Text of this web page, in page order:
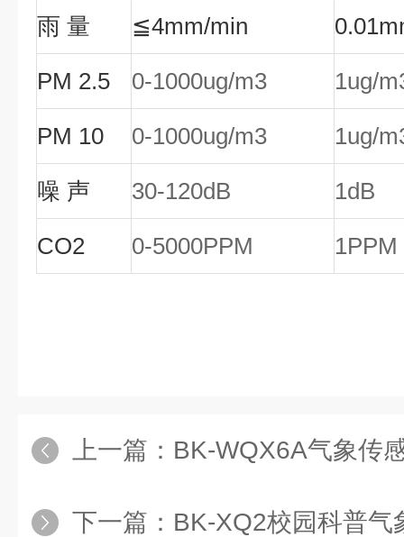
雨 量 ≦4mm/min
PM 2.5 0-1000ug/m3 1ug/
PM 10 0-1000ug/m3 1ug/
噪 声 30-120dB 1dB
CO2 0-5000PPM 1PPM
上一篇： BK-WQX6A气象传
下一篇： BK-XQ2校园科普气